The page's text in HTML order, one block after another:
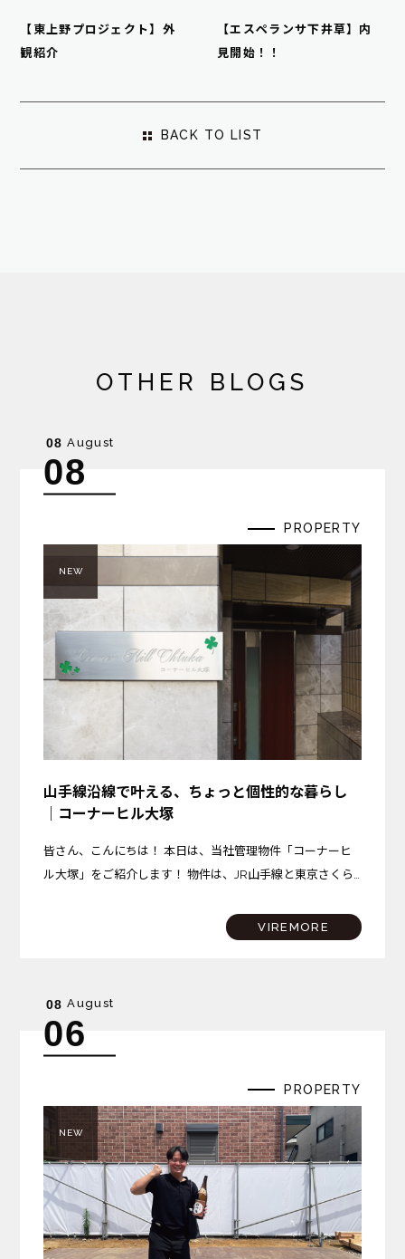
【東上野プロジェクト】外
観紹介
【エスペランサ下井草】内
見開始！！
BACK TO LIST
OTHER BLOGS
08 August
08
PROPERTY
NEW
山手線沿線で叶える、ちょっと個性的な暮らし
｜コーナーヒル大塚
皆さん、こんにちは！ 本日は、当社管理物件「コーナーヒ
ル大塚」をご紹介します！ 物件は、JR山手線と東京さくら
位置しています。 大塚駅には商業施設「アトレヴィ大塚」
VIREMORE
08 August
06
PROPERTY
NEW